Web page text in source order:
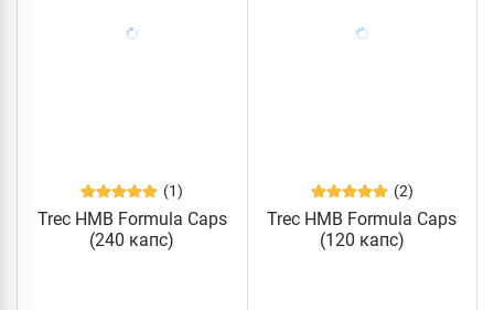
(1)
Trec HMB Formula Caps
(240 капс)
(2)
Trec HMB Formula Caps
(120 капс)